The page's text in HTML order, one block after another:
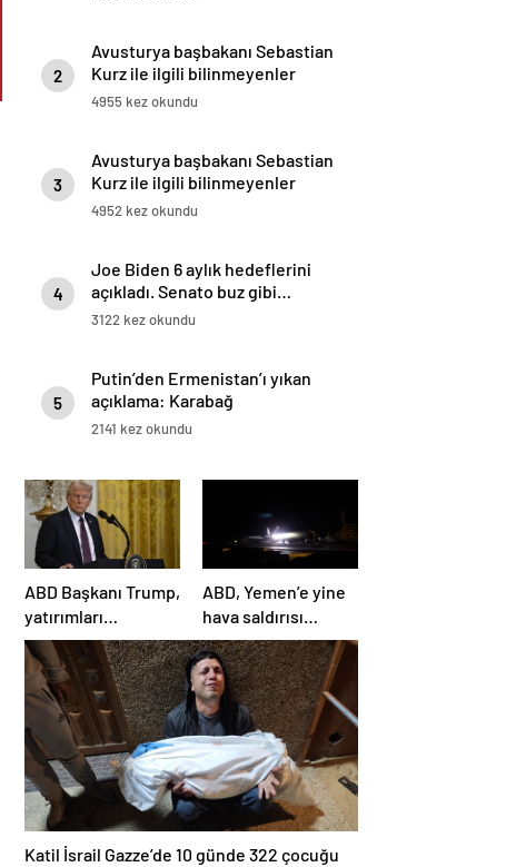
2
Avusturya başbakanı Sebastian
Kurz ile ilgili bilinmeyenler
4955 kez okundu
3
Avusturya başbakanı Sebastian
Kurz ile ilgili bilinmeyenler
4952 kez okundu
4
Joe Biden 6 aylık hedeflerini
açıkladı. Senato buz gibi…
3122 kez okundu
5
Putin’den Ermenistan’ı yıkan
açıklama: Karabağ
Azerbaycan’ın ayrılmaz bir
2141 kez okundu
ABD Başkanı Trump,
yatırımları
hızlandırmak için
yeni bir ofis kuruyor
ABD, Yemen’e yine
hava saldırısı
düzenledi
Katil İsrail Gazze’de 10 günde 322 çocuğu